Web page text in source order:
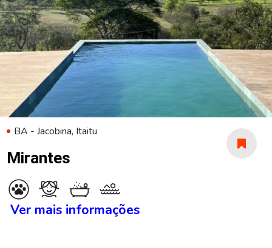
BA - Jacobina, Itaitu
Mirantes
Ver mais informações